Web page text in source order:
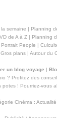
semaine | Planning
de A à Z| Planning
Portrait People |
Gros plans | Autour du
un blog voyage |
? Profitez des
! Pourriez-vous
Cinéma :